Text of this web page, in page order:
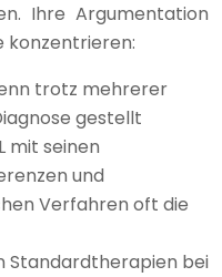
Ihre Argumentation
konzentrieren:
trotz mehrerer
gestellt
mit seinen
und
Verfahren oft die
Standardtherapien bei